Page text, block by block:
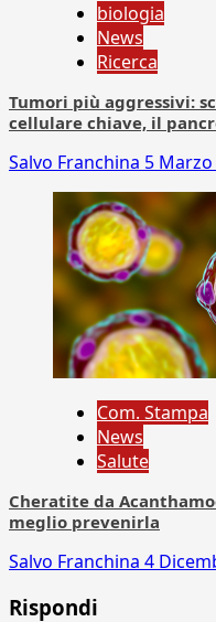
biologia
News
Ricerca
Tumori più aggressivi:
cellulare chiave, il
Salvo Franchina 5
Com. Stampa
News
Salute
Cheratite da
meglio prevenirla
Salvo Franchina 4
Rispondi